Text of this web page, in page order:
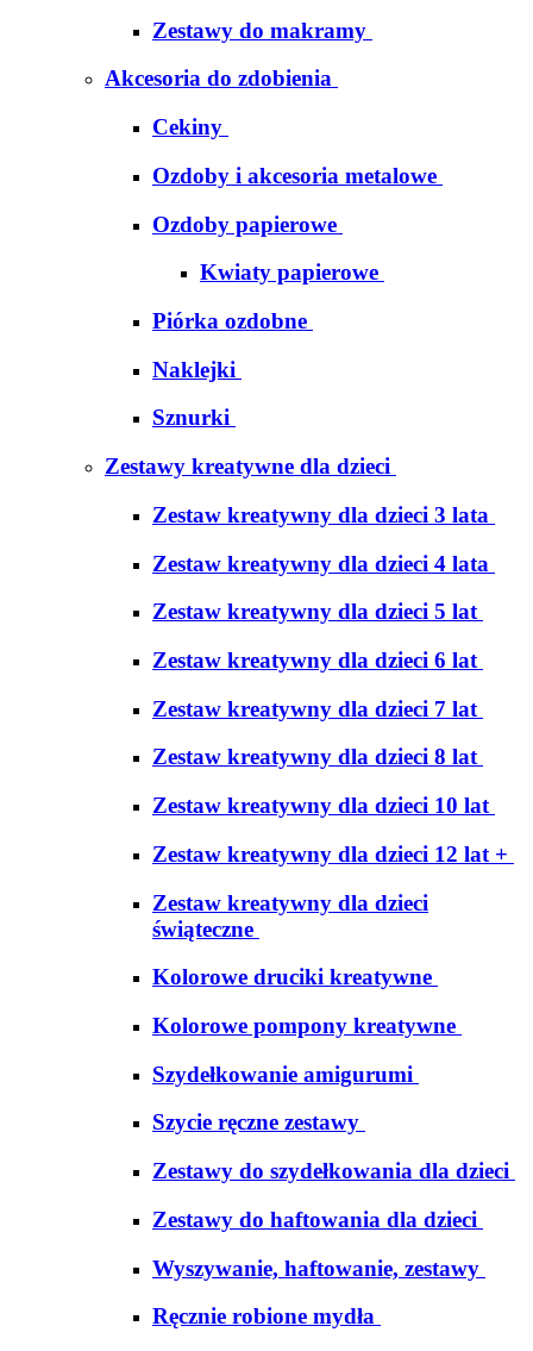
Zestawy do makramy
Akcesoria do zdobienia
Cekiny
Ozdoby i akcesoria metalowe
Ozdoby papierowe
Kwiaty papierowe
Piórka ozdobne
Naklejki
Sznurki
Zestawy kreatywne dla dzieci
Zestaw kreatywny dla dzieci 3 lata
Zestaw kreatywny dla dzieci 4 lata
Zestaw kreatywny dla dzieci 5 lat
Zestaw kreatywny dla dzieci 6 lat
Zestaw kreatywny dla dzieci 7 lat
Zestaw kreatywny dla dzieci 8 lat
Zestaw kreatywny dla dzieci 10 lat
Zestaw kreatywny dla dzieci 12 lat +
Zestaw kreatywny dla dzieci
świąteczne
Kolorowe druciki kreatywne
Kolorowe pompony kreatywne
Szydełkowanie amigurumi
Szycie ręczne zestawy
Zestawy do szydełkowania dla dzieci
Zestawy do haftowania dla dzieci
Wyszywanie, haftowanie, zestawy
Ręcznie robione mydła